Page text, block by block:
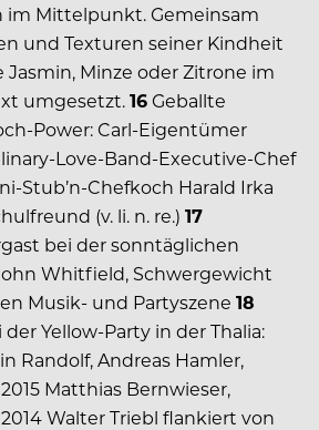
im Mittelpunkt. Gemeinsam
und Texturen seiner Kindheit
Jasmin, Minze oder Zitrone im
umgesetzt.16Geballte
Power: Carl-Eigentümer
Love-Band-Executive-Chef
Stub’n-Chefkoch Harald Irka
(v. li. n. re.) 17
bei der sonntäglichen
Whitfield, Schwergewicht
Musik- und Partyszene 18
der Yellow-Party in der Thalia:
Randolf, Andreas Hamler,
Matthias Bernwieser,
Walter Triebl flankiert von